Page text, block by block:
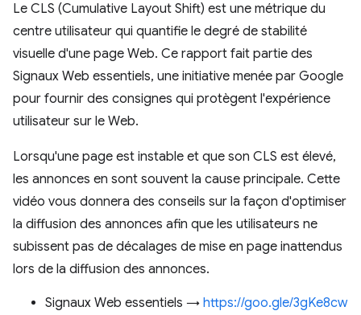
Le CLS (Cumulative Layout Shift) est une métrique du
centre utilisateur qui quantifie le degré de stabilité
visuelle d'une page Web. Ce rapport fait partie des
Signaux Web essentiels, une initiative menée par Google
pour fournir des consignes qui protègent l'expérience
utilisateur sur le Web.
Lorsqu'une page est instable et que son CLS est élevé,
les annonces en sont souvent la cause principale. Cette
vidéo vous donnera des conseils sur la façon d'optimiser
la diffusion des annonces afin que les utilisateurs ne
subissent pas de décalages de mise en page inattendus
lors de la diffusion des annonces.
Signaux Web essentiels → https://goo.gle/3gKe8cw